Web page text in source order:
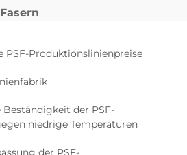
PSF-Produktionslinienpreise
Beständigkeit der PSF-
niedrige Temperaturen
der PSF-